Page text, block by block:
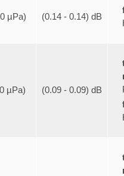
µPa) (0.14 - 0.14) dB
µPa) (0.09 - 0.09) dB